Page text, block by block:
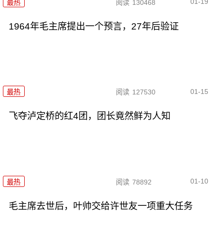
最热 阅读 130468 01-19
1964年毛主席提出一个预言，27年后验证
最热 阅读 127530 01-15
飞夺泸定桥的红4团，团长竟然鲜为人知
最热 阅读 78892 01-10
毛主席去世后，叶帅交给许世友一项重大任务